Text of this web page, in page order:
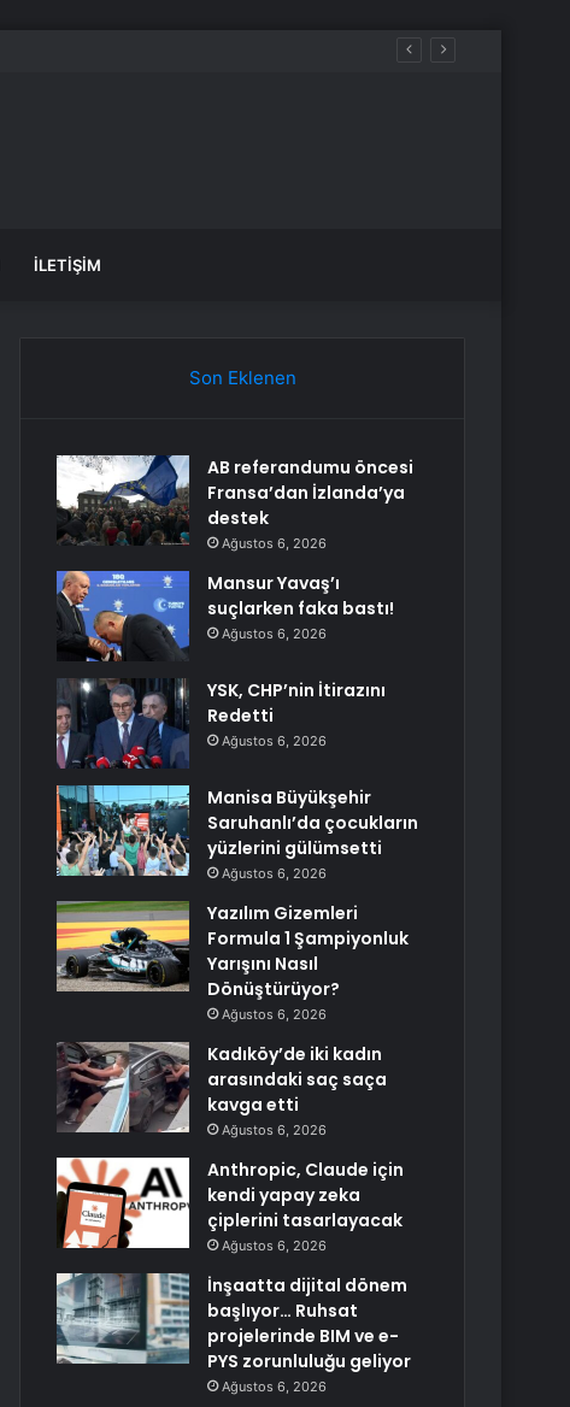
İLETIŞIM
Son Eklenen
AB referandumu öncesi
Fransa’dan İzlanda’ya
destek
Ağustos 6, 2026
Mansur Yavaş’ı
suçlarken faka bastı!
Ağustos 6, 2026
YSK, CHP’nin İtirazını
Redetti
Ağustos 6, 2026
Manisa Büyükşehir
Saruhanlı’da çocukların
yüzlerini gülümsetti
Ağustos 6, 2026
Yazılım Gizemleri
Formula 1 Şampiyonluk
Yarışını Nasıl
Dönüştürüyor?
Ağustos 6, 2026
Kadıköy’de iki kadın
arasındaki saç saça
kavga etti
Ağustos 6, 2026
Anthropic, Claude için
kendi yapay zeka
çiplerini tasarlayacak
Ağustos 6, 2026
İnşaatta dijital dönem
başlıyor… Ruhsat
projelerinde BIM ve e-
PYS zorunluluğu geliyor
Ağustos 6, 2026